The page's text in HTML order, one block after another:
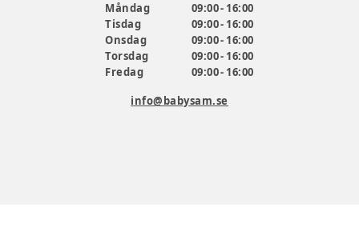
Måndag
09:00 - 16:00
Tisdag
09:00 - 16:00
Onsdag
09:00 - 16:00
Torsdag
09:00 - 16:00
Fredag
09:00 - 16:00
info@babysam.se